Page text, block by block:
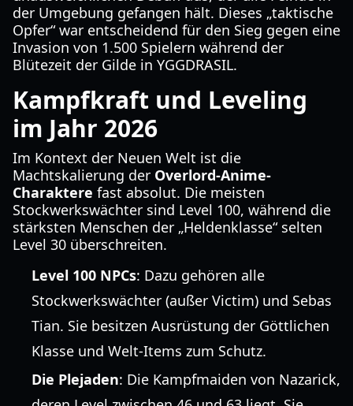
der Umgebung gefangen hält. Dieses „taktische
Opfer“ war entscheidend für den Sieg gegen eine
Invasion von 1.500 Spielern während der
Blütezeit der Gilde in YGGDRASIL.
Kampfkraft und Leveling
im Jahr 2026
Im Kontext der Neuen Welt ist die
Machtskalierung der Overlord-Anime-
Charaktere fast absolut. Die meisten
Stockwerkswächter sind Level 100, während die
stärksten Menschen der „Heldenklasse“ selten
Level 30 überschreiten.
Level 100 NPCs: Dazu gehören alle
Stockwerkswächter (außer Victim) und Sebas
Tian. Sie besitzen Ausrüstung der Göttlichen
Klasse und Welt-Items zum Schutz.
Die Plejaden: Die Kampfmaiden von Nazarick,